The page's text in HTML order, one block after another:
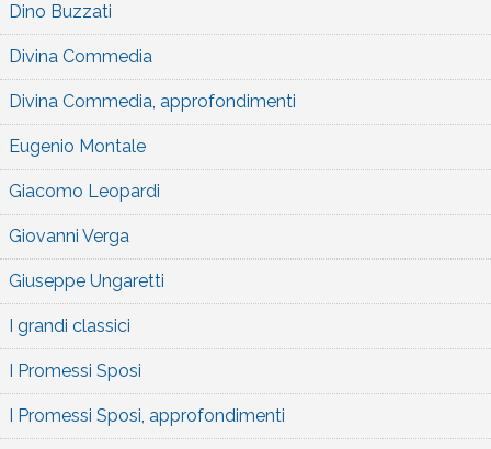
Dino Buzzati
Divina Commedia
Divina Commedia, approfondimenti
Eugenio Montale
Giacomo Leopardi
Giovanni Verga
Giuseppe Ungaretti
I grandi classici
I Promessi Sposi
I Promessi Sposi, approfondimenti